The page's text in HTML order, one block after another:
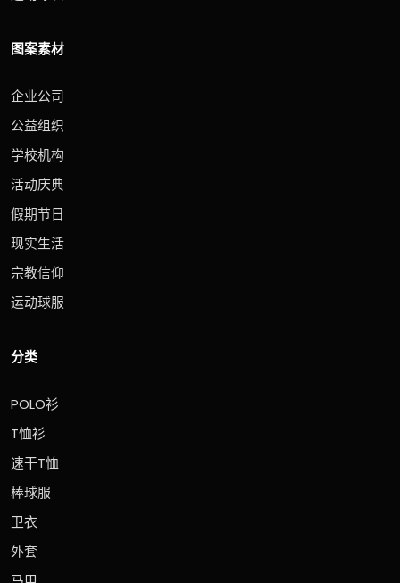
图案素材
企业公司
公益组织
学校机构
活动庆典
假期节日
现实生活
宗教信仰
运动球服
分类
POLO衫
T恤衫
速干T恤
棒球服
卫衣
外套